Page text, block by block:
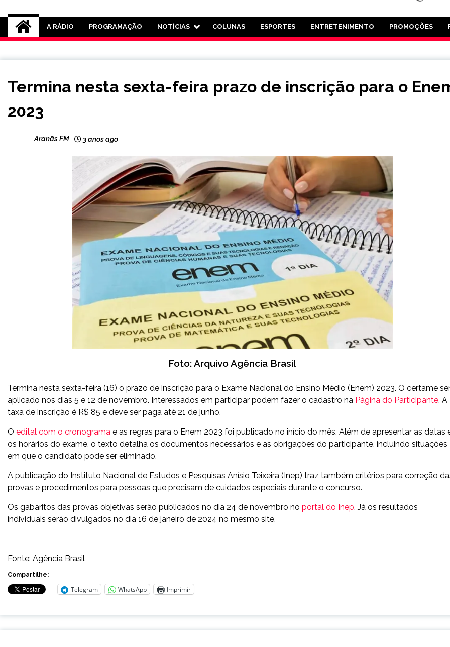
Rádio Aranãs 105.3
A RÁDIO PROGRAMAÇÃO NOTÍCIAS COLUNAS ESPORTES ENTRETENIMENTO PROMOÇÕES
NOTÍCIAS
Termina nesta sexta-feira prazo de inscrição para o
2023
Aranãs FM 3 anos ago
Foto: Arquivo Agência Brasil
Termina nesta sexta-feira (16) o prazo de inscrição para o Exame Nacional do Ensino Médio (Enem) 2023. O certame
aplicado nos dias 5 e 12 de novembro. Interessados em participar podem fazer o cadastro na Página do Participante. A
taxa de inscrição é R$ 85 e deve ser paga até 21 de junho.
O edital com o cronograma e as regras para o Enem 2023 foi publicado no início do mês. Além de apresentar as datas
os horários do exame, o texto detalha os documentos necessários e as obrigações do participante, incluindo situações
em que o candidato pode ser eliminado.
A publicação do Instituto Nacional de Estudos e Pesquisas Anísio Teixeira (Inep) traz também critérios para correção
provas e procedimentos para pessoas que precisam de cuidados especiais durante o concurso.
Os gabaritos das provas objetivas serão publicados no dia 24 de novembro no portal do Inep. Já os resultados
individuais serão divulgados no dia 16 de janeiro de 2024 no mesmo site.
Fonte: Agência Brasil
Compartilhe:
Telegram WhatsApp Imprimir